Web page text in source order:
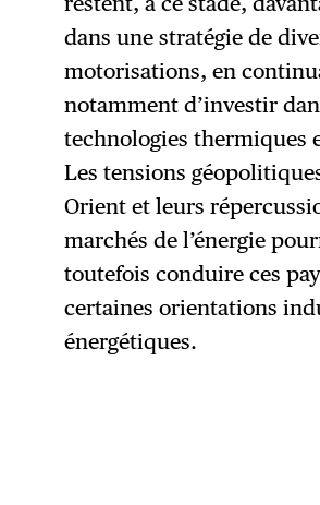
dans une stratégie de
motorisations, en
notamment d’investir
technologies thermiques
Les tensions
Orient et leurs
marchés de l’énergie
toutefois conduire ces
certaines orientations
énergétiques.